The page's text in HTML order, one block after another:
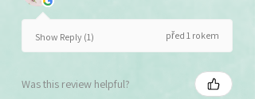
Show Reply (1) před 1 rokem
Was this review helpful?